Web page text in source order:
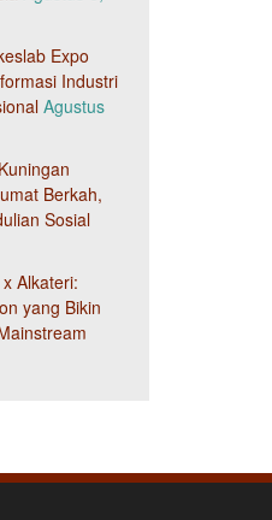
Expo
Industri
Agustus
Berkah,
Sosial
Alkateri:
yang Bikin